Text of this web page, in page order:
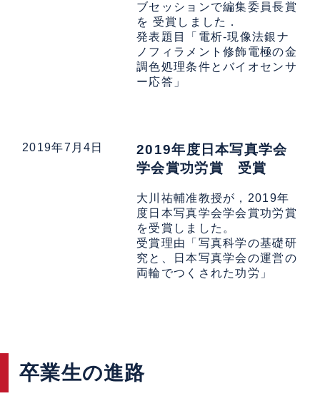
ブセッションで編集委員長賞
を 受賞しました．
発表題目「電析-現像法銀ナ
ノフィラメント修飾電極の金
調色処理条件とバイオセンサ
ー応答」
2019年7月4日
2019年度日本写真学会
学会賞功労賞 受賞
大川祐輔准教授が，2019年
度日本写真学会学会賞功労賞
を受賞しました。
受賞理由「写真科学の基礎研
究と、日本写真学会の運営の
両輪でつくされた功労」
卒業生の進路